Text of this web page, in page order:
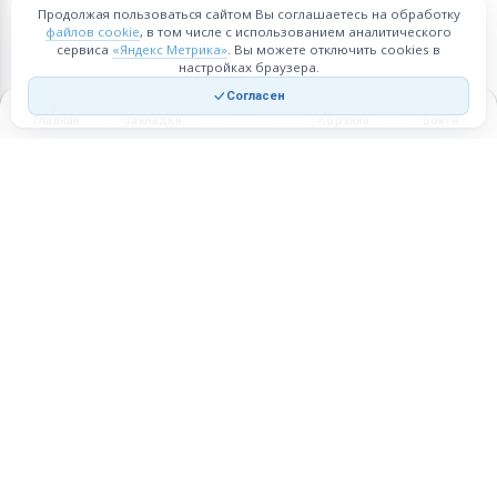
Главная Закладки Корзина Войти
Продолжая пользоваться сайтом Вы соглашаетесь на обработку
файлов cookie, в том числе с использованием аналитического
сервиса «Яндекс Метрика». Вы можете отключить cookies в
настройках браузера.
Согласен